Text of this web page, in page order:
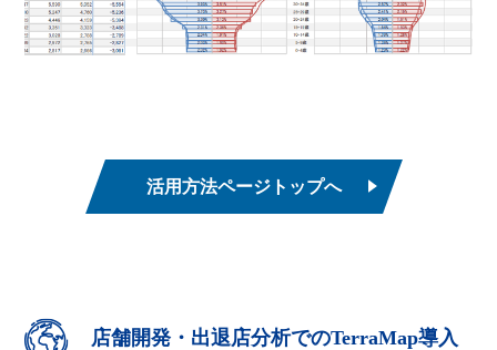
活用方法ページトップへ
店舗開発・出退店分析でのTerraMap導入